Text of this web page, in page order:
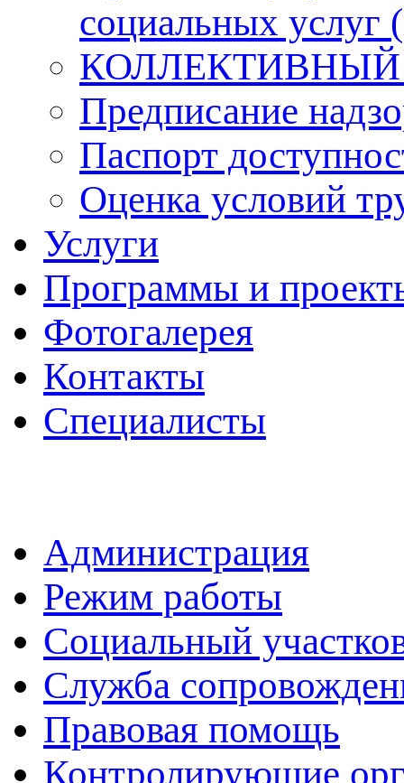
социальных услуг
Предписание
Паспорт
Оценка условий
Услуги
Программы и
Фотогалерея
Контакты
Специалисты
Администрация
Режим работы
Социальный
Служба
Правовая помощь
Контролирующие